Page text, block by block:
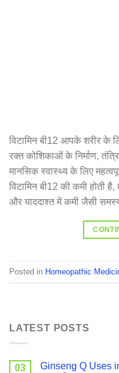
विटामिन बी12 आपके शरीर के
रक्त कोशिकाओं के निर्माण,
मानसिक स्वास्थ्य के लिए
विटामिन बी12 की कमी होती
और याददाश्त में कमी जैसी
Posted in Homeopathic
LATEST POSTS
03
Ginseng Q Uses